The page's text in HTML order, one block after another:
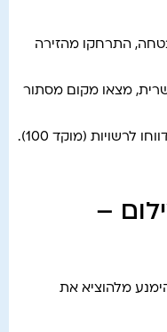
התרחקו מהזירה
מצאו מקום מסתור
לרשויות (מוקד 100).
–
מלהוציא את